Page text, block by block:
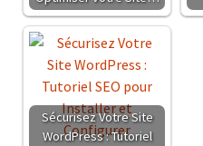
Sécurisez Votre Site
WordPress : Tutoriel